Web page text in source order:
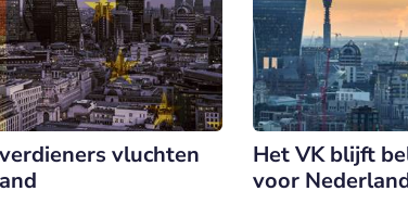
vluchten
Het VK blijft
voor